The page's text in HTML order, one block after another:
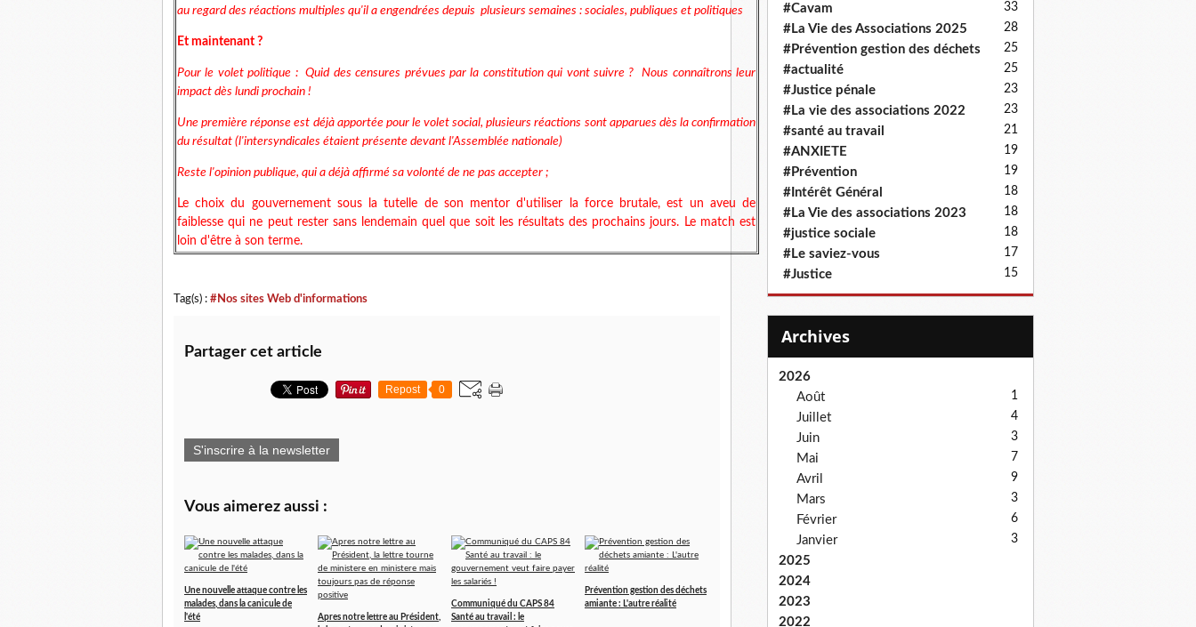
au regard des réactions multiples qu'il a engendrées depuis plusieurs semaines : sociales, publiques et politiques
Et maintenant ?
Pour le volet politique : Quid des censures prévues par la constitution qui vont suivre ? Nous connaîtrons leur
impact dès lundi prochain !
Une première réponse est déjà apportée pour le volet social, plusieurs réactions sont apparues dès la confirmation
du résultat (l'intersyndicales étaient présente devant l'Assemblée nationale)
Reste l'opinion publique, qui a déjà affirmé sa volonté de ne pas accepter ;
Le choix du gouvernement sous la tutelle de son mentor d'utiliser la force brutale, est un aveu de
faiblesse qui ne peut rester sans lendemain quel que soit les résultats des prochains jours. Le match est
loin d'être à son terme.
Tag(s) : #Nos sites Web d'informations
Partager cet article
Repost 0
S'inscrire à la newsletter
Vous aimerez aussi :
Une nouvelle attaque contre les
malades, dans la canicule de
l'été
Apres notre lettre au Président,
Communiqué du CAPS 84
Santé au travail : le
Prévention gestion des déchets
amiante : L'autre réalité
#Cavam 33
#La Vie des Associations 2025 28
#Prévention gestion des déchets 25
#actualité 25
#Justice pénale 23
#La vie des associations 2022 23
#santé au travail 21
#ANXIETE 19
#Prévention 19
#Intérêt Général 18
#La Vie des associations 2023 18
#justice sociale 18
#Le saviez-vous 17
#Justice 15
Archives
2026
Août
1
Juillet 4
Juin 3
Mai 7
Avril 9
Mars 3
Février 6
Janvier 3
2025
2024
2023
2022